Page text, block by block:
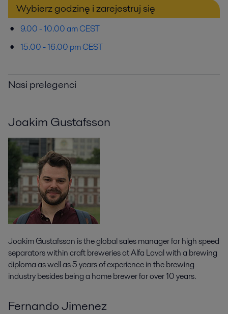
Wybierz godzinę i zarejestruj się
9.00 - 10.00 am CEST
15.00 - 16.00 pm CEST
Nasi prelegenci
Joakim Gustafsson
Joakim Gustafsson is the global sales manager for high speed
separators within craft breweries at Alfa Laval with a brewing
diploma as well as 5 years of experience in the brewing
industry besides being a home brewer for over 10 years.
Fernando Jimenez